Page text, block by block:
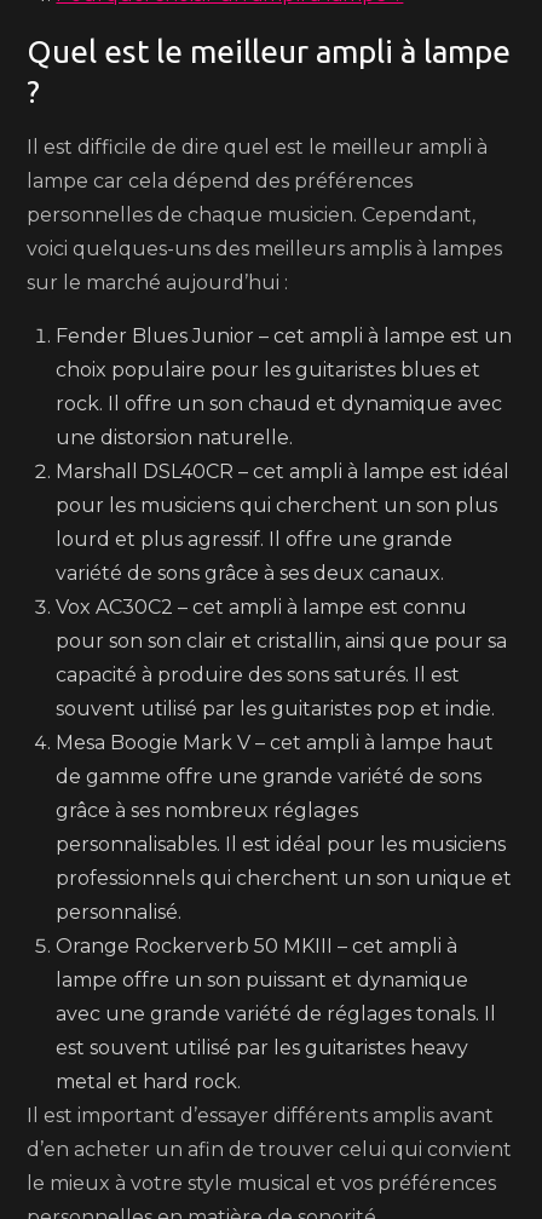
Quel est le meilleur ampli à lampe
?
Il est difficile de dire quel est le meilleur ampli à
lampe car cela dépend des préférences
personnelles de chaque musicien. Cependant,
voici quelques-uns des meilleurs amplis à lampes
sur le marché aujourd’hui :
Fender Blues Junior – cet ampli à lampe est un
choix populaire pour les guitaristes blues et
rock. Il offre un son chaud et dynamique avec
une distorsion naturelle.
Marshall DSL40CR – cet ampli à lampe est idéal
pour les musiciens qui cherchent un son plus
lourd et plus agressif. Il offre une grande
variété de sons grâce à ses deux canaux.
Vox AC30C2 – cet ampli à lampe est connu
pour son son clair et cristallin, ainsi que pour sa
capacité à produire des sons saturés. Il est
souvent utilisé par les guitaristes pop et indie.
Mesa Boogie Mark V – cet ampli à lampe haut
de gamme offre une grande variété de sons
grâce à ses nombreux réglages
personnalisables. Il est idéal pour les musiciens
professionnels qui cherchent un son unique et
personnalisé.
Orange Rockerverb 50 MKIII – cet ampli à
lampe offre un son puissant et dynamique
avec une grande variété de réglages tonals. Il
est souvent utilisé par les guitaristes heavy
metal et hard rock.
Il est important d’essayer différents amplis avant
d’en acheter un afin de trouver celui qui convient
le mieux à votre style musical et vos préférences